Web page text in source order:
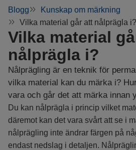
Blogg
Kunskap om märkning
Vilka material går att nålprägla i?
Vilka material
nålprägla i?
Nålprägling är en teknik för
vilka material kan du märka i?
vara och går det att märka innan
Du kan nålprägla i princip vilket
däremot kan det vara svårt att se i
nålprägling inte ändrar färgen på
endast nedslag i detaljen.